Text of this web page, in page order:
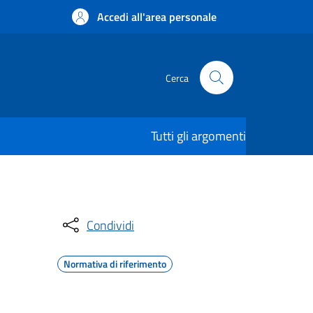
Accedi all'area personale
Cerca
Tutti gli argomenti
Condividi
Normativa di riferimento